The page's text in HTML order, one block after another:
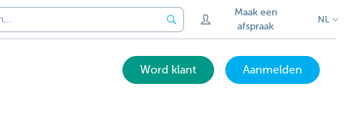
Maak een
afspraak
NL
Word klant Aanmelden